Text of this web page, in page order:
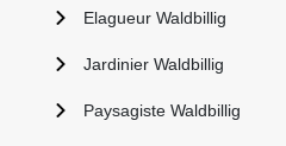
Elagueur Waldbillig
Jardinier Waldbillig
Paysagiste Waldbillig